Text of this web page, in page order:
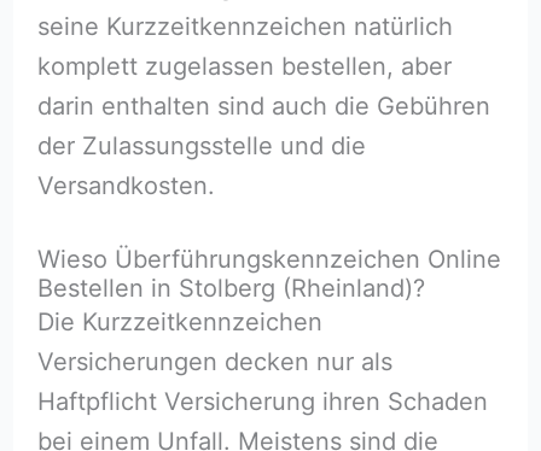
seine Kurzzeitkennzeichen natürlich
komplett zugelassen bestellen, aber
darin enthalten sind auch die Gebühren
der Zulassungsstelle und die
Versandkosten.
Wieso Überführungskennzeichen Online
Bestellen in Stolberg (Rheinland)?
Die Kurzzeitkennzeichen
Versicherungen decken nur als
Haftpflicht Versicherung ihren Schaden
bei einem Unfall. Meistens sind die